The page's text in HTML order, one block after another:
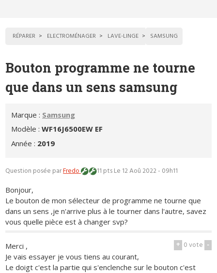
RÉPARER ELECTROMÉNAGER LAVE-LINGE SAMSUNG
Bouton programme ne tourne
que dans un sens samsung
Marque : Samsung
Modèle :WF16J6500EW EF
Année : 2019
Question posée parFredo 11 ptsLe 12 Aoû 2022 - 09h11
Bonjour,
Le bouton de mon sélecteur de programme ne tourne que
dans un sens ,je n'arrive plus à le tourner dans l'autre, savez
vous quelle pièce est à changer svp?
+ 0vote -
Merci ,
Je vais essayer je vous tiens au courant,
Le doigt c'est la partie qui s'enclenche sur le bouton c'est